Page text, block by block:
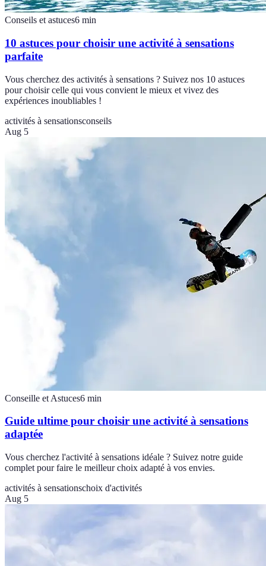
Conseils et astuces6 min
10 astuces pour choisir une activité à sensations
parfaite
Vous cherchez des activités à sensations ? Suivez nos 10 astuces
pour choisir celle qui vous convient le mieux et vivez des
expériences inoubliables !
activités à sensationsconseils
Aug 5
Conseille et Astuces6 min
Guide ultime pour choisir une activité à sensations
adaptée
Vous cherchez l'activité à sensations idéale ? Suivez notre guide
complet pour faire le meilleur choix adapté à vos envies.
activités à sensationschoix d'activités
Aug 5